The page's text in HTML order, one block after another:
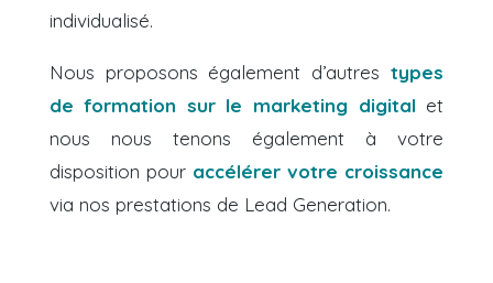
individualisé.
Nous proposons également d’autrestypes
de formation sur le marketing digital et
nous nous tenons également à votre
disposition pour accélérer votre croissance
via nos prestations de Lead Generation.